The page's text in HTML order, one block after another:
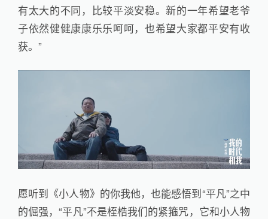
有太大的不同，比较平淡安稳。新的一年希望老爷
子依然健健康康乐乐呵呵，也希望大家都平安有收
获。”
愿听到《小人物》的你我他，也能感悟到“平凡”之中
的倔强，“平凡”不是桎梏我们的紧箍咒，它和小人物